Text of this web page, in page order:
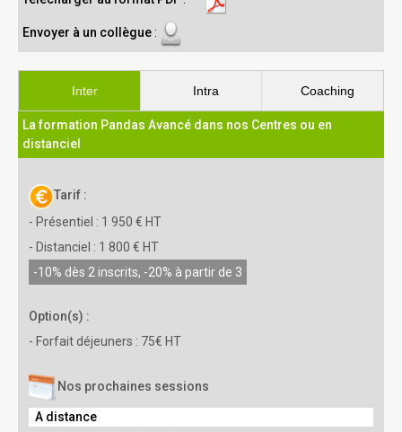
Envoyer à un collègue:
Inter Intra Coaching
La formation Pandas Avancé dans nos Centres ou en
distanciel
Tarif :
- Présentiel : 1 950 € HT
- Distanciel : 1 800 € HT
-10% dès 2 inscrits, -20% à partir de 3
Option(s) :
- Forfait déjeuners : 75€ HT
Nos prochaines sessions
A distance